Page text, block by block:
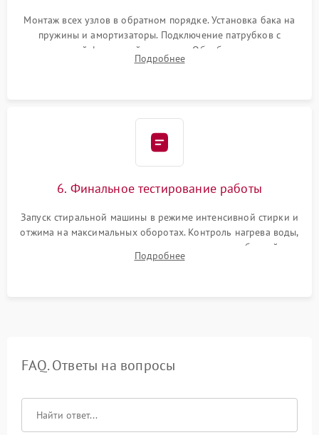
Монтаж всех узлов в обратном порядке. Установка бака на
пружины и амортизаторы. Подключение патрубков с
надежной фиксацией хомутами. Обработка стыков
герметиком для предотвращения возможных протечек воды.
Подробнее
6. Финальное тестирование работы
Запуск стиральной машины в режиме интенсивной стирки и
отжима на максимальных оборотах. Контроль нагрева воды,
корректности слива, отсутствия излишних вибраций,
посторонних стуков и протечек под корпусом.
Подробнее
FAQ. Ответы на вопросы